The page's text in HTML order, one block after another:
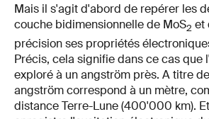
Mais il s'agit d'abord de repérer les
couche bidimensionnelle de MoS2 et
précision ses propriétés
Précis, cela signifie dans ce cas que
exploré à un angström près. A titre
angström correspond à un mètre,
distance Terre-Lune (400'000 km).